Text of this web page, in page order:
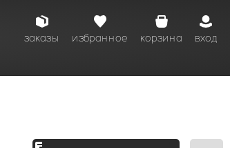
вход
корзина
избранное
заказы